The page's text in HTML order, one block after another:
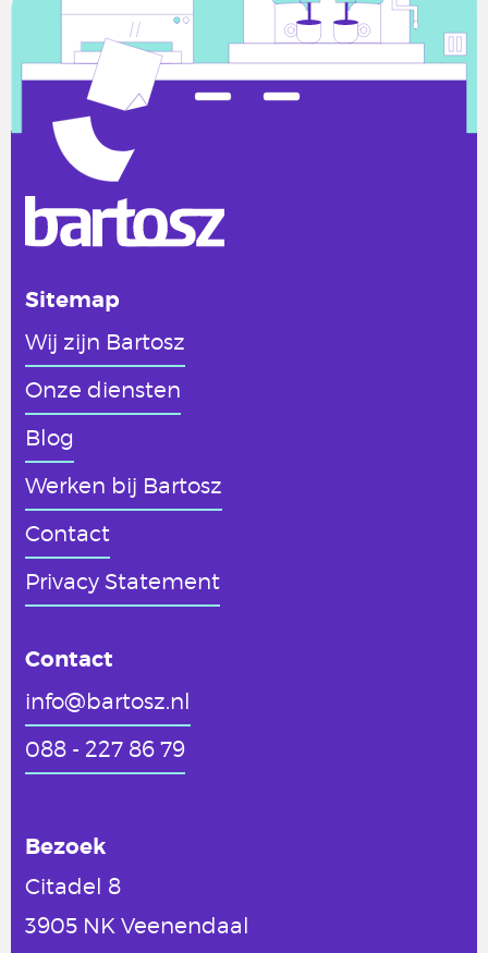
Sitemap
Wij zijn Bartosz
Onze diensten
Blog
Werken bij Bartosz
Contact
Privacy Statement
Contact
info@bartosz.nl
088 - 227 86 79
Bezoek
Citadel 8
3905 NK Veenendaal